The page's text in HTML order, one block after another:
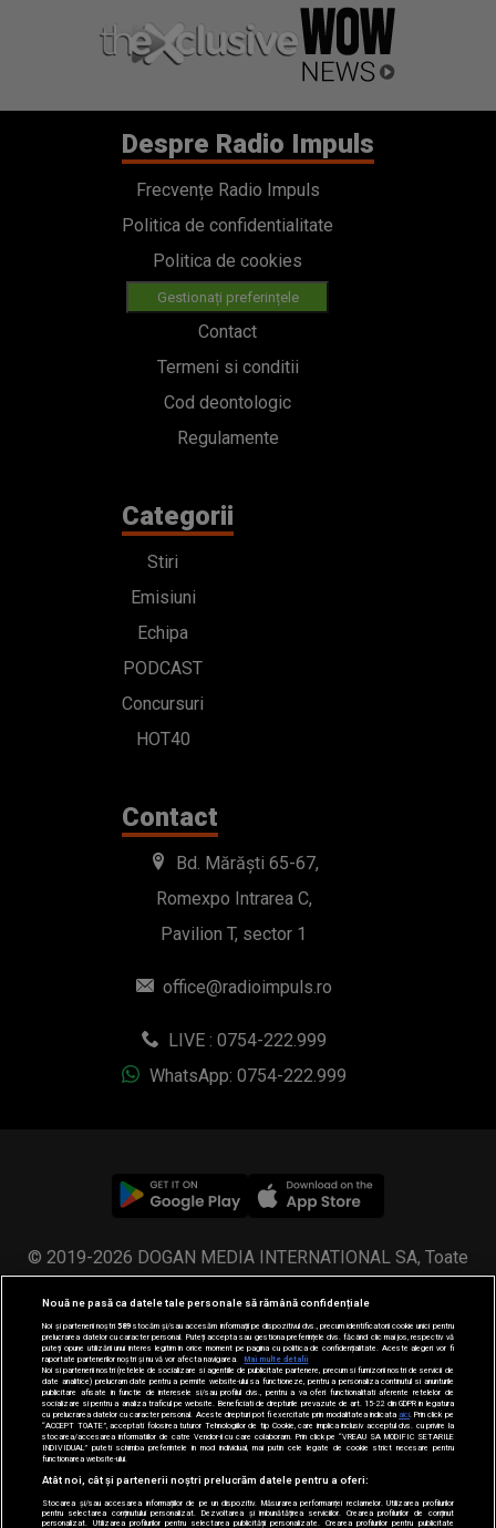
Despre Radio Impuls
Frecvențe Radio Impuls
Politica de confidentialitate
Politica de cookies
Gestionați preferințele
Contact
Termeni si conditii
Cod deontologic
Regulamente
Categorii
Stiri
Emisiuni
Echipa
PODCAST
Concursuri
HOT40
Contact
Bd. Mărăști 65-67,
Romexpo Intrarea C,
Pavilion T, sector 1
office@radioimpuls.ro
LIVE : 0754-222.999
WhatsApp: 0754-222.999
© 2019-2026 DOGAN MEDIA INTERNATIONAL SA, Toate
drepturile rezervate.
Nouă ne pasă ca datele tale personale să rămână confidențiale
Noi și partenerii noștri589stocăm și/sau accesăm informații pe dispozitivul dvs., precum identificatorii cookie unici pentru
prelucrarea datelor cu caracter personal. Puteți accepta sau gestiona preferințele dvs. făcând clic mai jos, respectiv vă
puteți opune utilizării unui interes legitim în orice moment pe pagina cu politica de confidențialitate. Aceste alegeri vor fi
raportate partenerilor noștri și nu vă vor afecta navigarea.
Mai multe detalii
Noi si partenerii nostri (retelele de socializare si agentiile de publicitate partenere, precum si furnizorii nostri de servicii de
date analitice) prelucram date pentru a permite website-ului sa functioneze, pentru a personaliza continutul si anunturile
publicitare afisate in functie de interesele si/sau profilul dvs., pentru a va oferi functionalitati aferente retelelor de
socializare si pentru a analiza traficul pe website. Beneficiati de drepturile prevazute de art. 15-22 din GDPR in legatura
cu prelucrarea datelor cu caracter personal. Aceste drepturi pot fi exercitate prin modalitatea indicataaici . Prin click pe
“ACCEPT TOATE”, acceptati folosirea tuturor Tehnologiilor de tip Cookie, care implica inclusiv acceptul dvs. cu privire la
stocarea/accesarea informatiilor de catre Vendor-ii cu care colaboram. Prin click pe “VREAU SA MODIFIC SETARILE
INDIVIDUAL” puteti schimba preferintele in mod individual, mai putin cele legate de cookie strict necesare pentru
functionarea website-ului.
Atât noi, cât și partenerii noștri prelucrăm datele pentru a oferi:
Stocarea și/sau accesarea informațiilor de pe un dispozitiv. Măsurarea performanței reclamelor. Utilizarea profilurilor
pentru selectarea conținutului personalizat. Dezvoltarea și îmbunătățirea serviciilor. Crearea profilurilor de conținut
personalizat. Utilizarea profilurilor pentru selectarea publicității personalizate. Crearea profilurilor pentru publicitate